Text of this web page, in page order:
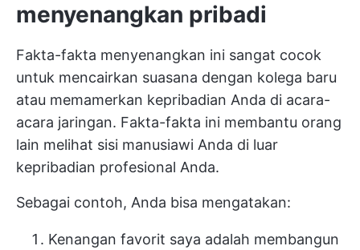
menyenangkan pribadi
Fakta-fakta menyenangkan ini sangat cocok
untuk mencairkan suasana dengan kolega baru
atau memamerkan kepribadian Anda di acara-
acara jaringan. Fakta-fakta ini membantu orang
lain melihat sisi manusiawi Anda di luar
kepribadian profesional Anda.
Sebagai contoh, Anda bisa mengatakan:
Kenangan favorit saya adalah membangun